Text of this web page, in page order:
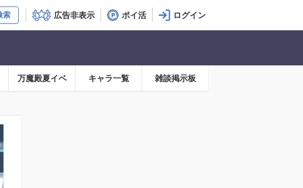
広告非表示 ポイ活
万魔殿夏イベ キャラ一覧 雑談掲示板